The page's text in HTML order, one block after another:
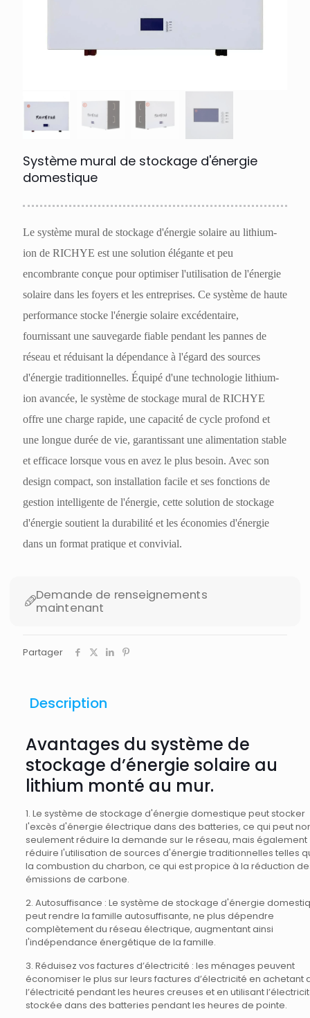
Système mural de stockage d'énergie
domestique
Le système mural de stockage d'énergie solaire au lithium-
ion de RICHYE est une solution élégante et peu
encombrante conçue pour optimiser l'utilisation de l'énergie
solaire dans les foyers et les entreprises. Ce système de haute
performance stocke l'énergie solaire excédentaire,
fournissant une sauvegarde fiable pendant les pannes de
réseau et réduisant la dépendance à l'égard des sources
d'énergie traditionnelles. Équipé d'une technologie lithium-
ion avancée, le système de stockage mural de RICHYE
offre une charge rapide, une capacité de cycle profond et
une longue durée de vie, garantissant une alimentation stable
et efficace lorsque vous en avez le plus besoin. Avec son
design compact, son installation facile et ses fonctions de
gestion intelligente de l'énergie, cette solution de stockage
d'énergie soutient la durabilité et les économies d'énergie
dans un format pratique et convivial.
Demande de renseignements
maintenant
Partager
Description
Avantages du système de
stockage d’énergie solaire au
lithium monté au mur.
1. Le système de stockage d'énergie domestique peut stocker
l'excès d'énergie électrique dans des batteries, ce qui peut
seulement réduire la demande sur le réseau, mais également
réduire l'utilisation de sources d'énergie traditionnelles telles
la combustion du charbon, ce qui est propice à la réduction
émissions de carbone.
2. Autosuffisance : Le système de stockage d'énergie
peut rendre la famille autosuffisante, ne plus dépendre
complètement du réseau électrique, augmentant ainsi
l'indépendance énergétique de la famille.
3. Réduisez vos factures d’électricité : les ménages peuvent
économiser le plus sur leurs factures d’électricité en achetant
l’électricité pendant les heures creuses et en utilisant
stockée dans des batteries pendant les heures de pointe.